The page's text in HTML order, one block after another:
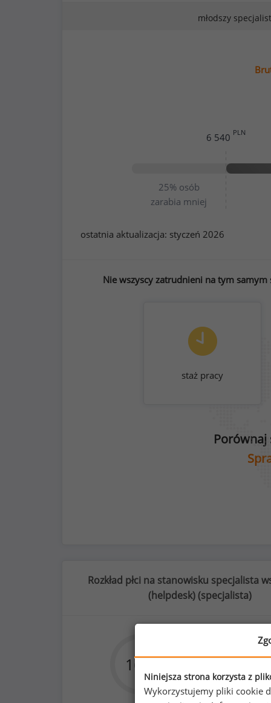
młodszy
25% osób
zarabia mniej
6 540 PLN
ostatnia aktualizacja: styczeń 2026
Nie wszyscy zatrudnieni na tym
staż pracy
Rozkład płci na stanowisku specjalista
(helpdesk) (specjalista)
16% 84
76%
Niniejsza strona korzysta z
Wykorzystujemy pliki cookie